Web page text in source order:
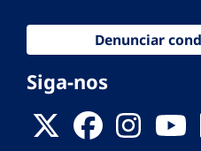
Denunciar
Siga-nos